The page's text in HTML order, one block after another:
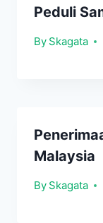
Peduli
By Skagata
Malaysia
By Skagata